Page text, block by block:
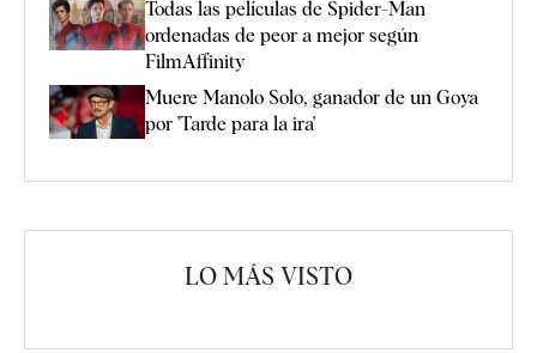
Todas las películas de Spider-Man
ordenadas de peor a mejor según
FilmAffinity
Muere Manolo Solo, ganador de un Goya
por 'Tarde para la ira'
LO MÁS VISTO